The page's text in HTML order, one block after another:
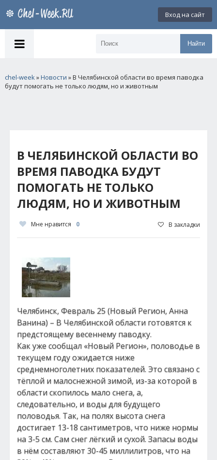
Вход на сайт
Найти
chel-week»Новости » В Челябинской области во время паводка
будут помогать не только людям, но и животным
В ЧЕЛЯБИНСКОЙ ОБЛАСТИ ВО
ВРЕМЯ ПАВОДКА БУДУТ
ПОМОГАТЬ НЕ ТОЛЬКО
ЛЮДЯМ, НО И ЖИВОТНЫМ
Мне нравится 0 В закладки
Челябинск, Февраль 25 (Новый Регион, Анна
Ванина) – В Челябинской области готовятся к
предстоящему весеннему паводку.
Как уже сообщал «Новый Регион», половодье в
текущем году ожидается ниже
среднемноголетних показателей. Это связано с
тёплой и малоснежной зимой, из-за которой в
области скопилось мало снега, а,
следовательно, и воды для будущего
половодья. Так, на полях высота снега
достигает 13-18 сантиметров, что ниже нормы
на 3-5 см. Сам снег лёгкий и сухой. Запасы воды
в нём составляют 30-45 миллилитров, что на